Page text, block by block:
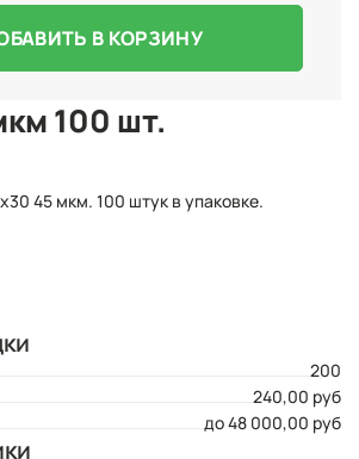
100 шт.
45 мкм. 100 штук в упаковке.
200
240,00 руб
до 48 000,00 руб
В КОРЗИНУ